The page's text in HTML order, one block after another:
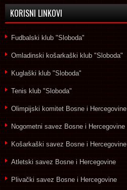
KORISNI LINKOVI
Fudbalski klub "Sloboda"
Omladinski košarkaški klub "Sloboda"
Kuglaški klub "Sloboda"
Tenis klub "Sloboda"
Olimpijski komitet Bosne i Hercegovine
Nogometni savez Bosne i Hercegovine
Košarkaški savez Bosne i Hercegovine
Atletski savez Bosne i Hercegovine
Plivački savez Bosne i Hercegovine